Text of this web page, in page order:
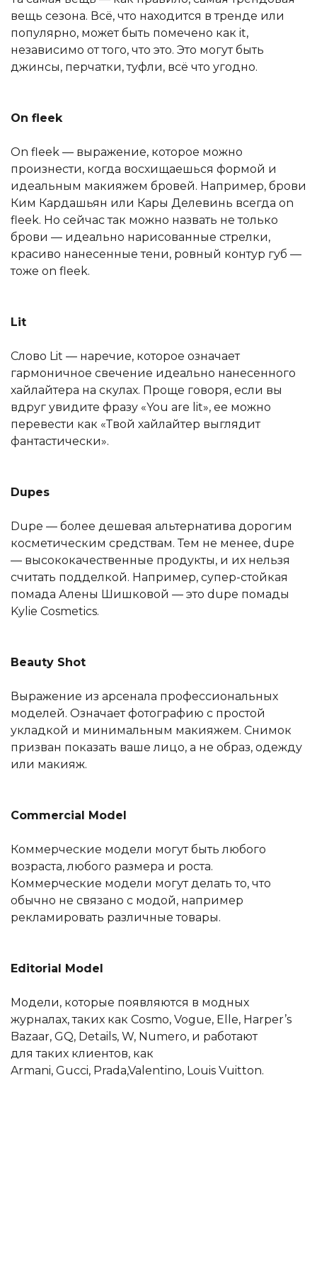
вещь сезона. Всё, что находится в тренде или
популярно, может быть помечено как it,
независимо от того, что это. Это могут быть
джинсы, перчатки, туфли, всё что угодно.
On fleek
On fleek — выражение, которое можно
произнести, когда восхищаешься формой и
идеальным макияжем бровей. Например, брови
Ким Кардашьян или Кары Делевинь всегда on
fleek. Но сейчас так можно назвать не только
брови — идеально нарисованные стрелки,
красиво нанесенные тени, ровный контур губ —
тоже on fleek.
Lit
Слово Lit — наречие, которое означает
гармоничное свечение идеально нанесенного
хайлайтера на скулах. Проще говоря, если вы
вдруг увидите фразу «You are lit», ее можно
перевести как «Твой хайлайтер выглядит
фантастически».
Dupes
Dupe — более дешевая альтернатива дорогим
косметическим средствам. Тем не менее, dupe
— высококачественные продукты, и их нельзя
считать подделкой. Например, супер-стойкая
помада Алены Шишковой — это dupe помады
Kylie Cosmetics.
Beauty Shot
Выражение из арсенала профессиональных
моделей. Означает фотографию с простой
укладкой и минимальным макияжем. Снимок
призван показать ваше лицо, а не образ, одежду
или макияж.
Commercial Model
Коммерческие модели могут быть любого
возраста, любого размера и роста.
Коммерческие модели могут делать то, что
обычно не связано с модой, например
рекламировать различные товары.
Editorial Model
Модели, которые появляются в модных
журналах, таких как Cosmo, Vogue, Elle, Harper’s
Bazaar, GQ, Details, W, Numero, и работают
для таких клиентов, как
Armani, Gucci, Prada,Valentino, Louis Vuitton.